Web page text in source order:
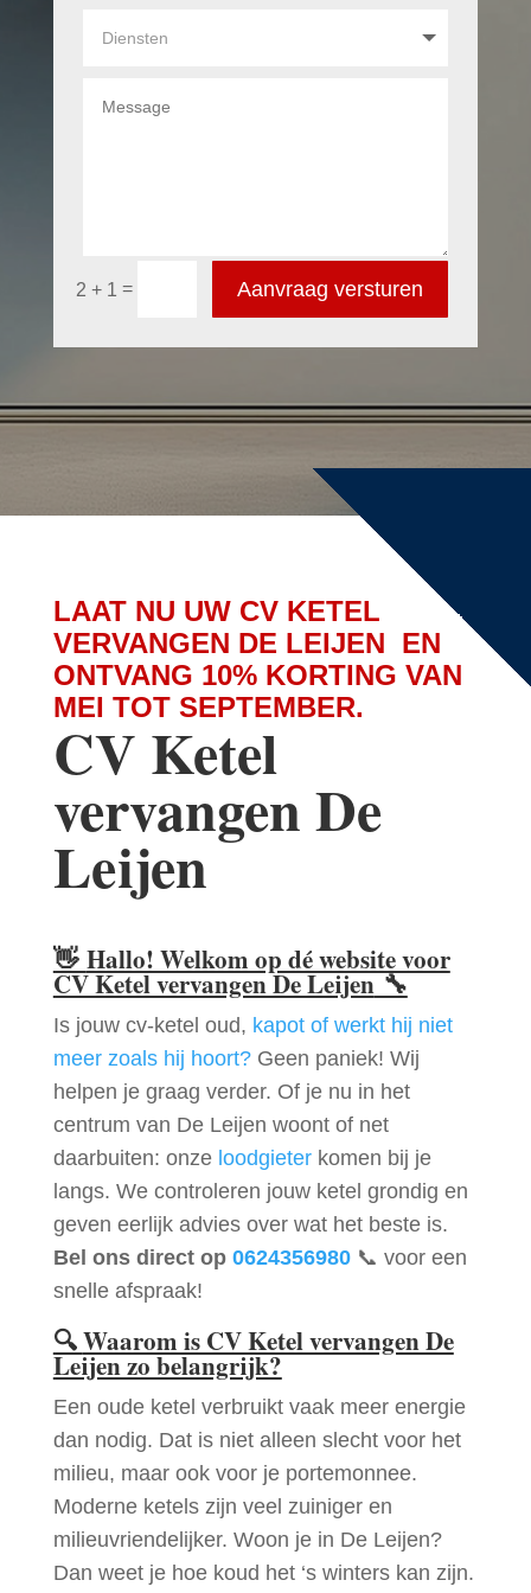
2 + 1 = Aanvraag versturen
LAAT NU UW CV KETEL
VERVANGEN DE LEIJEN EN
ONTVANG 10% KORTING VAN
MEI TOT SEPTEMBER.
CV Ketel
vervangen De
Leijen
👋 Hallo! Welkom op dé website voor
CV Ketel vervangen De Leijen🔧
Is jouw cv-ketel oud, kapot of werkt hij niet
meer zoals hij hoort?Geen paniek! Wij
helpen je graag verder. Of je nu in het
centrum van De Leijen woont of net
daarbuiten: onze loodgieterkomen bij je
langs. We controleren jouw ketel grondig en
geven eerlijk advies over wat het beste is.
Bel ons direct op 0624356980📞 voor een
snelle afspraak!
🔍Waarom is CV Ketel vervangen De
Leijen zo belangrijk?
Een oude ketel verbruikt vaak meer energie
dan nodig. Dat is niet alleen slecht voor het
milieu, maar ook voor je portemonnee.
Moderne ketels zijn veel zuiniger en
milieuvriendelijker. Woon je in De Leijen?
Dan weet je hoe koud het ‘s winters kan zijn.